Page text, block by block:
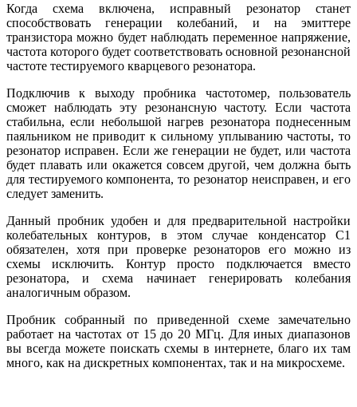
Когда схема включена, исправный резонатор станет
способствовать генерации колебаний, и на эмиттере
транзистора можно будет наблюдать переменное напряжение,
частота которого будет соответствовать основной резонансной
частоте тестируемого кварцевого резонатора.
Подключив к выходу пробника частотомер, пользователь
сможет наблюдать эту резонансную частоту. Если частота
стабильна, если небольшой нагрев резонатора поднесенным
паяльником не приводит к сильному уплыванию частоты, то
резонатор исправен. Если же генерации не будет, или частота
будет плавать или окажется совсем другой, чем должна быть
для тестируемого компонента, то резонатор неисправен, и его
следует заменить.
Данный пробник удобен и для предварительной настройки
колебательных контуров, в этом случае конденсатор C1
обязателен, хотя при проверке резонаторов его можно из
схемы исключить. Контур просто подключается вместо
резонатора, и схема начинает генерировать колебания
аналогичным образом.
Пробник собранный по приведенной схеме замечательно
работает на частотах от 15 до 20 МГц. Для иных диапазонов
вы всегда можете поискать схемы в интернете, благо их там
много, как на дискретных компонентах, так и на микросхеме.